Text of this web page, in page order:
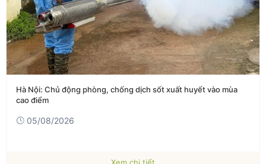
Hà Nội: Chủ động phòng, chống dịch sốt xuất huyết vào mùa
cao điểm
05/08/2026
Xem chi tiết